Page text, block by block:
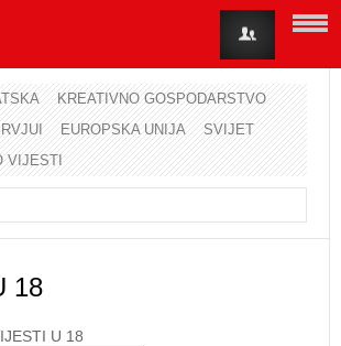
KREATIVNO GOSPODARSTVO
EUROPSKA UNIJA
SVIJET
VIJESTI
18
U 18
Korisničko ime
Lozinka
Zaboravili ste lozinku?